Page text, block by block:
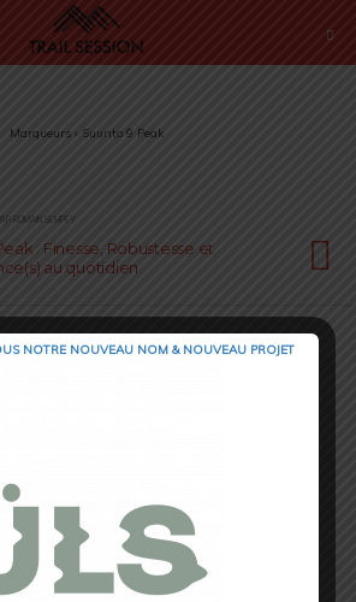
Marqueurs › Suunto 9 Peak
ROMAIN SEMPEY
: Finesse, Robustesse et
au quotidien
NOTRE NOUVEAU NOM & NOUVEAU PROJET